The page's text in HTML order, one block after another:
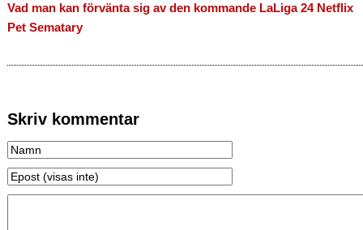
Vad man kan förvänta sig av den kommande LaLiga 24 Netflix
Pet Sematary
Skriv kommentar